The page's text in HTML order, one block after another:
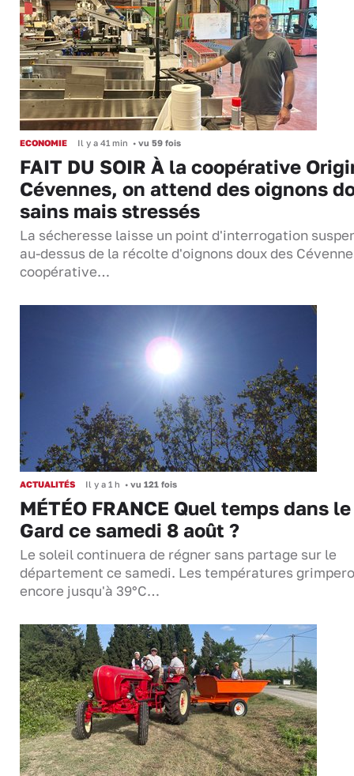
ECONOMIE Il y a 41 min • vu 59 fois
FAIT DU SOIR À la coopérative
Cévennes, on attend des oignons
sains mais stressés
La sécheresse laisse un point d'interrogation
au-dessus de la récolte d'oignons doux des
coopérative…
ACTUALITÉS Il y a 1 h • vu 121 fois
MÉTÉO FRANCE Quel temps dans le
Gard ce samedi 8 août ?
Le soleil continuera de régner sans partage sur le
département ce samedi. Les températures
encore jusqu'à 39°C…